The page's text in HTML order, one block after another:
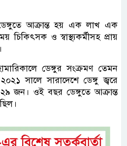
আক্রান্ত হয় এক লাখ এক
ও স্বাস্থ্যকর্মীসহ প্রায়
ডেঙ্গুর সংক্রমণ তেমন
সালে সারাদেশে ডেঙ্গু জ্বরে
জন। ওই বছর ডেঙ্গুতে আক্রান্ত